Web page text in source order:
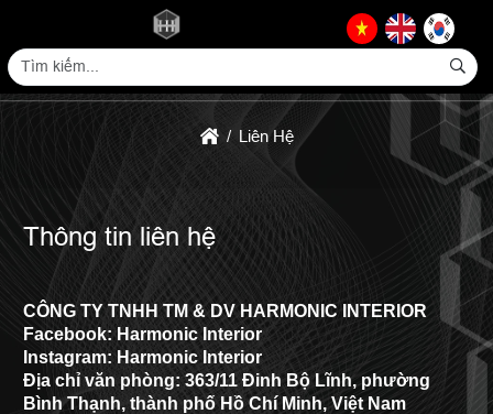
Liên Hệ
Thông tin liên hệ
CÔNG TY TNHH TM & DV HARMONIC INTERIOR
Facebook: Harmonic Interior
Instagram: Harmonic Interior
Địa chỉ văn phòng: 363/11 Đinh Bộ Lĩnh, phường
Bình Thạnh, thành phố Hồ Chí Minh, Việt Nam